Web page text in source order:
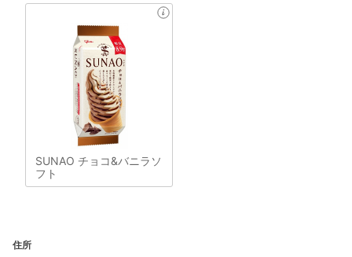
SUNAO チョコ&バニラソ
フト
住所